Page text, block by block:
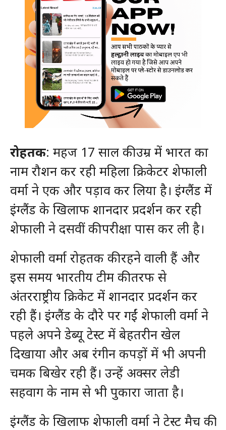
रोहतक: महज 17 साल की उम्र में भारत का
नाम रौशन कर रही महिला क्रिकेटर शेफाली
वर्मा ने एक और पड़ाव कर लिया है। इंग्लैंड में
इंग्लैंड के खिलाफ शानदार प्रदर्शन कर रही
शेफाली ने दसवीं की परीक्षा पास कर ली है।
शेफाली वर्मा रोहतक की रहने वाली हैं और
इस समय भारतीय टीम की तरफ से
अंतरराष्ट्रीय क्रिकेट में शानदार प्रदर्शन कर
रही हैं। इंग्लैंड के दौरे पर गईं शेफाली वर्मा ने
पहले अपने डेब्यू टेस्ट में बेहतरीन खेल
दिखाया और अब रंगीन कपड़ों में भी अपनी
चमक बिखेर रही हैं। उन्हें अक्सर लेडी
सहवाग के नाम से भी पुकारा जाता है।
इंग्लैंड के खिलाफ शेफाली वर्मा ने टेस्ट मैच की